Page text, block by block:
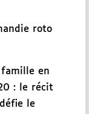
roto
famille en
: le récit
le